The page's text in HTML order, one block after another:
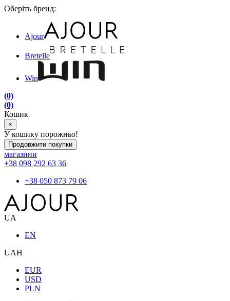
Оберіть бренд:
Ajour
Bretelle
Win
(0)
(0)
Кошик
×
У кошику порожньо!
Продовжити покупки
магазини
+38 098 292 63 36
+38 050 873 79 06
UA
EN
UAH
EUR
USD
PLN